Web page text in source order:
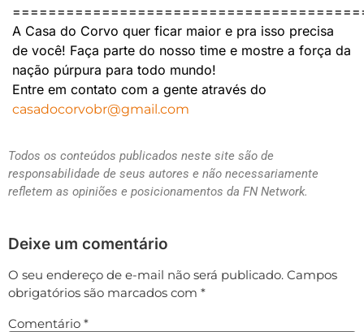
A Casa do Corvo quer ficar maior e pra isso precisa
de você! Faça parte do nosso time e mostre a força da
nação púrpura para todo mundo!
Entre em contato com a gente através do
casadocorvobr@gmail.com
Todos os conteúdos publicados neste site são de
responsabilidade de seus autores e não necessariamente
refletem as opiniões e posicionamentos da FN Network.
Deixe um comentário
O seu endereço de e-mail não será publicado. Campos
obrigatórios são marcados com *
Comentário *